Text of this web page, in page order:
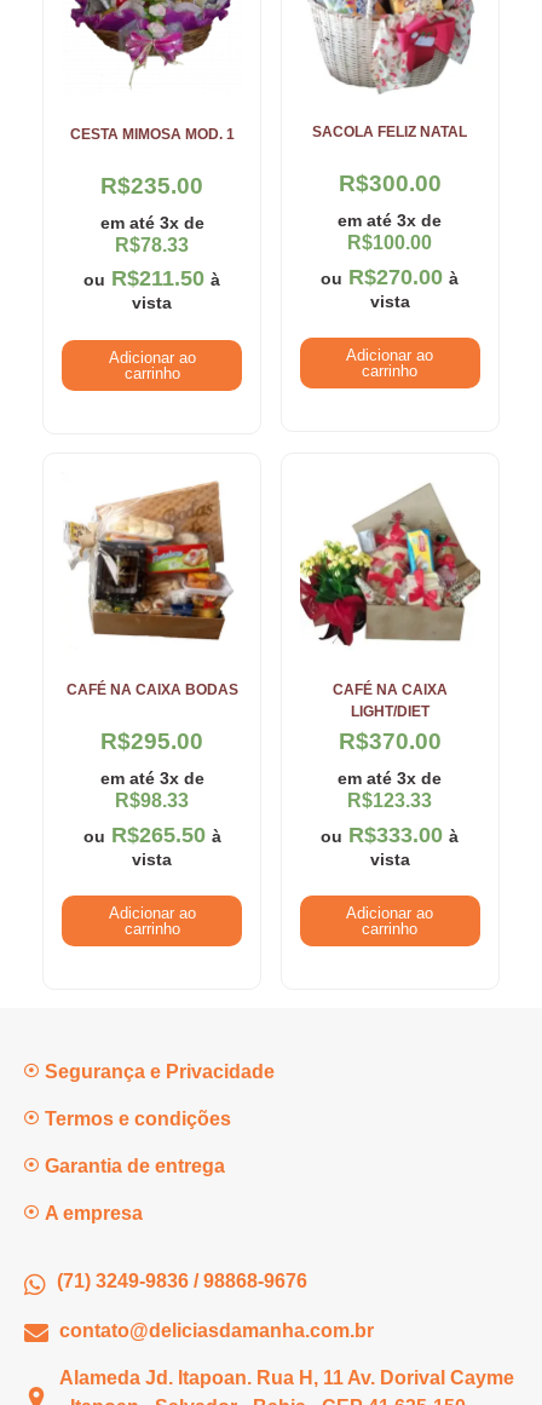
CESTA MIMOSA MOD. 1
R$235.00
em até 3x de
R$78.33
ou R$211.50 à
vista
Adicionar ao
carrinho
SACOLA FELIZ NATAL
R$300.00
em até 3x de
R$100.00
ou R$270.00 à
vista
Adicionar ao
carrinho
CAFÉ NA CAIXA BODAS
R$295.00
em até 3x de
R$98.33
ou R$265.50 à
vista
Adicionar ao
carrinho
CAFÉ NA CAIXA
LIGHT/DIET
R$370.00
em até 3x de
R$123.33
ou R$333.00 à
vista
Adicionar ao
carrinho
Segurança e Privacidade
Termos e condições
Garantia de entrega
A empresa
(71) 3249-9836 / 98868-9676
contato@deliciasdamanha.com.br
Alameda Jd. Itapoan. Rua H, 11 Av. Dorival Cayme